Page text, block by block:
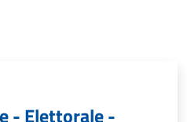
- Elettorale -